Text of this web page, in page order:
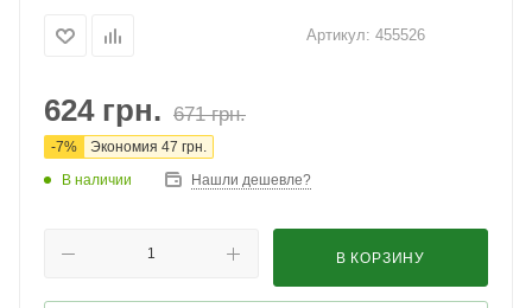
Артикул: 455526
624грн. 671грн.
-7% Экономия 47 грн.
В наличии
Нашли дешевле?
В КОРЗИНУ